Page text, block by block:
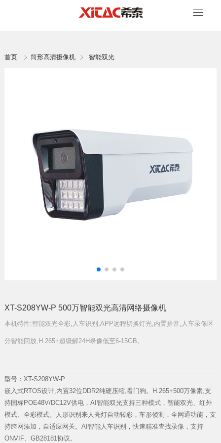
首页 筒形高清摄像机 智能双光
XT-S208YW-P 500万智能双光高清网络摄像机
本机特性:智能双光全彩,人车识别,APP远程切换灯光,内置拾音,人车录像区
分智能回放,H.265+超级解24H录像低至6-15GB。
型号：XT-S208YW-P
嵌入式RTOS设计,内置32位DDR2纯硬压缩,看门狗。H.265+500万像素,支
持国标POE48V/DC12V供电，AI智能双光支持三种模式，智能双光、红外
模式、全彩模式。人形识别来人亮灯自动转彩，车形侦测，全网通功能，支
持跨网添加，自适应网关。AI智能人车识别，快速精准查找录像，支持
ONVIF、GB28181协议。